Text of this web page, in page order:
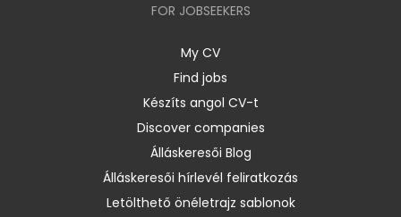
FOR JOBSEEKERS
My CV
Find jobs
Készíts angol CV-t
Discover companies
Álláskeresői Blog
Álláskeresői hírlevél feliratkozás
Letölthető önéletrajz sablonok